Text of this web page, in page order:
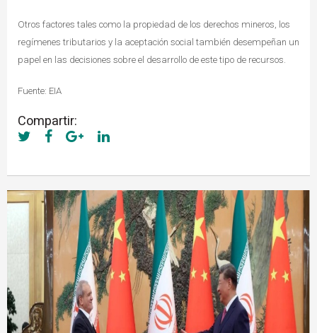
Otros factores tales como la propiedad de los derechos mineros, los
regímenes tributarios y la aceptación social también desempeñan un
papel en las decisiones sobre el desarrollo de este tipo de recursos.
Fuente: EIA
Compartir: